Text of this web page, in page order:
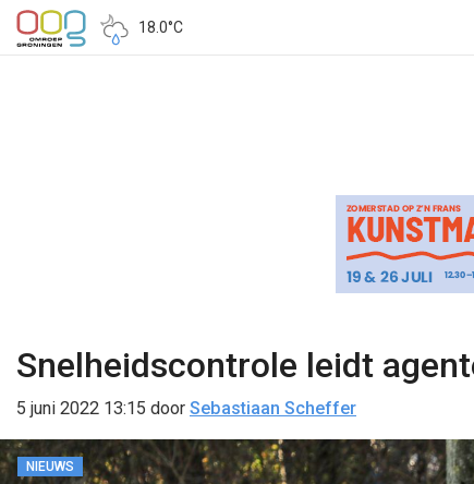
18.0°C
Snelheidscontrole leidt
5 juni 2022 13:15 door Sebastiaan Scheffer
NIEUWS